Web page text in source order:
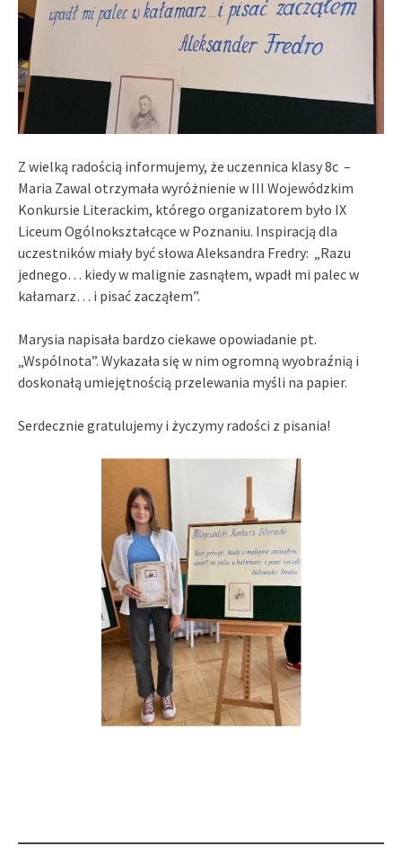
Z wielką radością informujemy, że uczennica klasy 8c –
Maria Zawal otrzymała wyróżnienie w III Wojewódzkim
Konkursie Literackim, którego organizatorem było IX
Liceum Ogólnokształcące w Poznaniu. Inspiracją dla
uczestników miały być słowa Aleksandra Fredry: „Razu
jednego… kiedy w malignie zasnąłem, wpadł mi palec w
kałamarz… i pisać zacząłem”.
Marysia napisała bardzo ciekawe opowiadanie pt.
„Wspólnota”. Wykazała się w nim ogromną wyobraźnią i
doskonałą umiejętnością przelewania myśli na papier.
Serdecznie gratulujemy i życzymy radości z pisania!